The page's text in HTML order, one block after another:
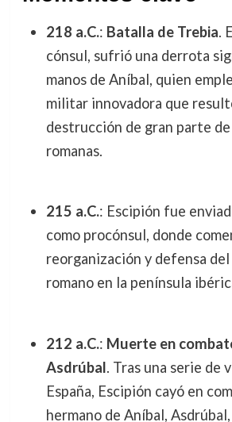
218 a.C.: Batalla de Trebia.
cónsul, sufrió una derrota
manos de Aníbal, quien
militar innovadora que
destrucción de gran parte
romanas.
215 a.C.: Escipión fue
como procónsul, donde
reorganización y defensa
romano en la península
212 a.C.: Muerte en
Asdrúbal. Tras una serie de
España, Escipión cayó en
hermano de Aníbal,